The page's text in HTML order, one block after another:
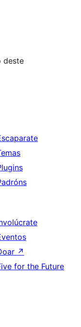
deste
↗
for the Future